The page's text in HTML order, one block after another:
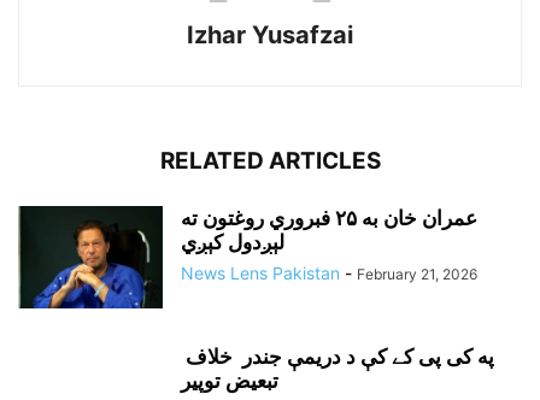
Izhar Yusafzai
RELATED ARTICLES
عمران خان به ۲۵ فبروري روغتون ته
لېږدول کېږي
News Lens Pakistan - February 21, 2026
په کی پی کے کې د دريمې جندر خلاف
تبعيض توپير